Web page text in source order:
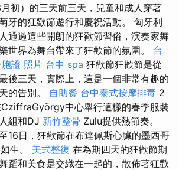
初）的三天前三天，兒童和成人穿著
牙的狂歡節遊行和慶祝活動。 匈牙利
通過這些開朗的狂歡節習俗，演奏家舞
世界為舞台帶來了狂歡節的氛圍。 台
胞證 照片 台中 spa 狂歡節狂歡節是從
後三天，實際上，這是一個非常有趣的
的告別。 自助餐 台中泰式按摩排毒 2
中心舉行這樣的春季服裝
組和DJ 新竹整骨 Zulu提供熱節奏。
16日，狂歡節在布達佩斯心臟的墨西哥
生。 美式整復 在為期四天的狂歡節期
蹈和美食是交織在一起的，散佈著狂歡